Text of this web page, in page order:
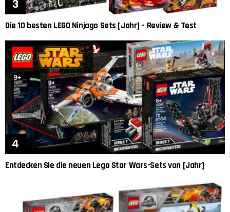
Die 10 besten LEGO Ninjago Sets [Jahr] – Review & Test
Entdecken Sie die neuen Lego Star Wars-Sets von [Jahr]